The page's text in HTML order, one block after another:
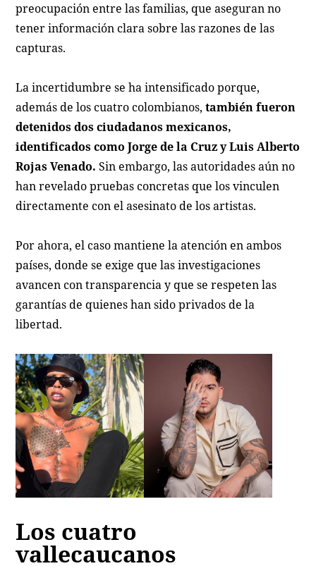
preocupación entre las familias, que aseguran no
tener información clara sobre las razones de las
capturas.
La incertidumbre se ha intensificado porque,
además de los cuatro colombianos,también fueron
detenidos dos ciudadanos mexicanos,
identificados como Jorge de la Cruz y Luis Alberto
Rojas Venado. Sin embargo, las autoridades aún no
han revelado pruebas concretas que los vinculen
directamente con el asesinato de los artistas.
Por ahora, el caso mantiene la atención en ambos
países, donde se exige que las investigaciones
avancen con transparencia y que se respeten las
garantías de quienes han sido privados de la
libertad.
Los cuatro
vallecaucanos